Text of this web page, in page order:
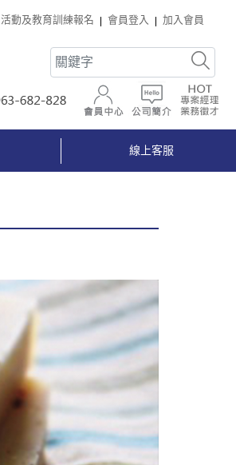
活動及教育訓練報名 會員登入 加入會員
0963-682-828會員中心 公司簡介
線上客服